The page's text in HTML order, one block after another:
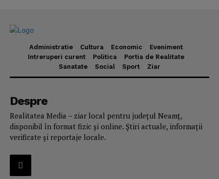
Administratie Cultura Economic
Eveniment
Intreruperi curent
Politica
Portia de Realitate
Sanatate
Social Sport Ziar
Despre
Realitatea Media – ziar local pentru județul Neamț,
disponibil în format fizic și online. Știri actuale, informații
verificate și reportaje locale.